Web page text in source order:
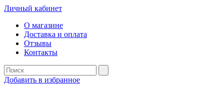
Личный кабинет
О магазине
Доставка и оплата
Отзывы
Контакты
Добавить в избранное